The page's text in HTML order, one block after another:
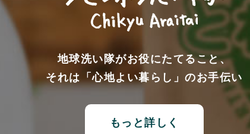
地球洗い隊がお役にたてること、
それは「心地よい暮らし」のお手伝い
もっと詳しく